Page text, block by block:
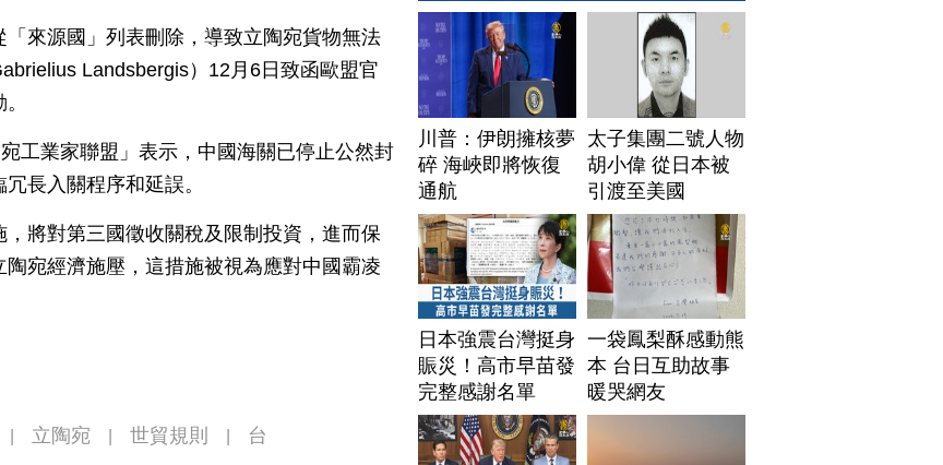
來源國」列表刪除，導致立陶宛貨物無法
Landsbergis）12月6日致函歐盟官
工業家聯盟」表示，中國海關已停止公然封
長入關程序和延誤。
將對第三國徵收關稅及限制投資，進而保
宛經濟施壓，這措施被視為應對中國霸凌
立陶宛 世貿規則
台
川普：伊朗擁核夢
碎 海峽即將恢復
通航
太子集團二號人物
胡小偉 從日本被
引渡至美國
日本強震台灣挺身
賑災！高市早苗發
完整感謝名單
一袋鳳梨酥感動熊
本 台日互助故事
暖哭網友